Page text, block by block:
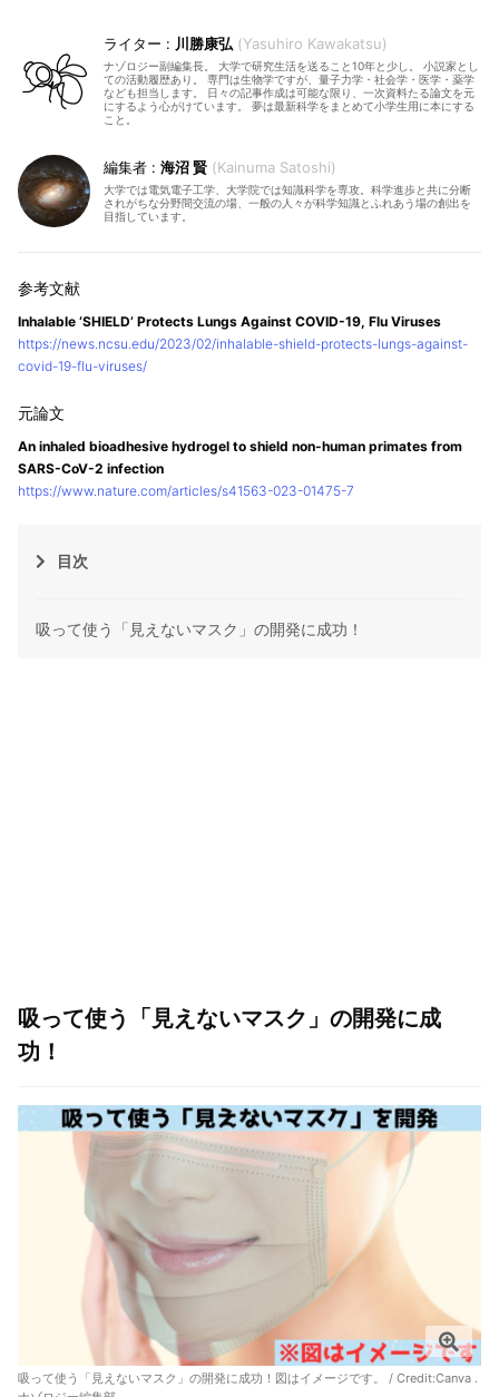
川勝康弘 Yasuhiro Kawakatsu
ナゾロジー副編集長。 大学で研究生活を送ること10年と少し。 小説家とし
ての活動履歴あり。 専門は生物学ですが、量子力学・社会学・医学・薬学
なども担当します。 日々の記事作成は可能な限り、一次資料たる論文を元
にするよう心がけています。 夢は最新科学をまとめて小学生用に本にする
こと。
海沼 賢 Kainuma Satoshi
大学では電気電子工学、大学院では知識科学を専攻。科学進歩と共に分断
されがちな分野間交流の場、一般の人々が科学知識とふれあう場の創出を
目指しています。
Inhalable ‘SHIELD’ Protects Lungs Against COVID-19, Flu Viruses
https://news.ncsu.edu/2023/02/inhalable-shield-protects-lungs-against-
covid-19-flu-viruses/
An inhaled bioadhesive hydrogel to shield non-human primates from
SARS-CoV-2 infection
https://www.nature.com/articles/s41563-023-01475-7
目次
吸って使う「見えないマスク」の開発に成功！
吸って使う「見えないマスク」の開発に成
功！
吸って使う「見えないマスク」の開発に成功！図はイメージです。 / Credit:Canva .